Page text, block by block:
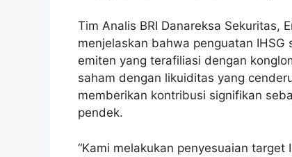
Tim Analis BRI Danareksa Sekuritas,
menjelaskan bahwa penguatan
emiten yang terafiliasi dengan
saham dengan likuiditas yang
memberikan kontribusi signifikan
pendek.
“Kami melakukan penyesuaian